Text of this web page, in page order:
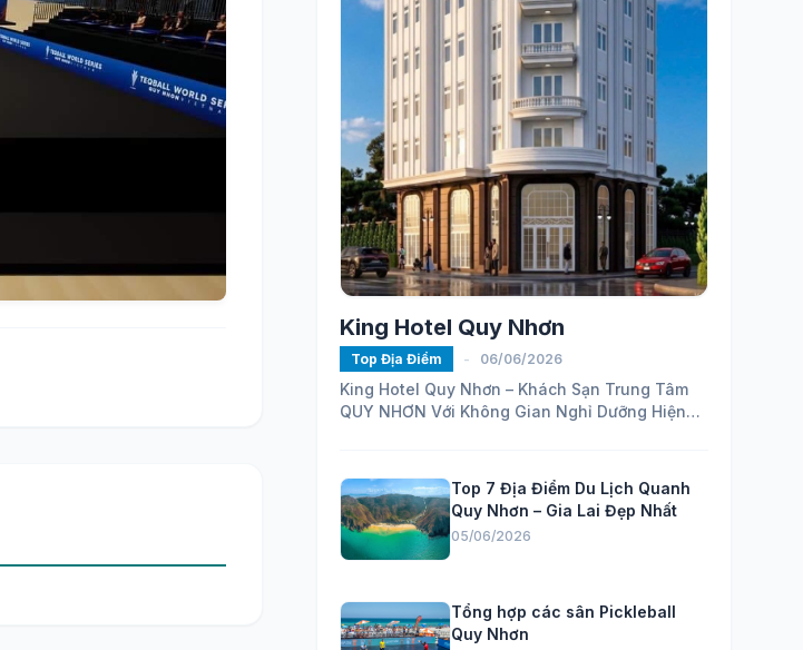
King Hotel Quy Nhơn
Top Địa Điểm - 06/06/2026
King Hotel Quy Nhơn – Khách Sạn Trung Tâm
QUY NHƠN Với Không Gian Nghỉ Dưỡng Hiện
Top 7 Địa Điểm Du Lịch Quanh
Quy Nhơn – Gia Lai Đẹp Nhất
05/06/2026
Tổng hợp các sân Pickleball
Quy Nhơn